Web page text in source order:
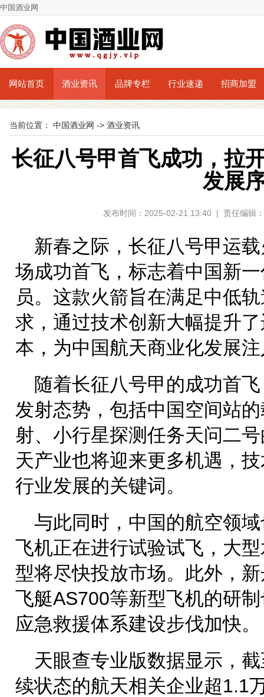
中国酒业网
网站首页 酒业资讯 品牌专栏 行业速递 招商加盟
当前位置： 中国酒业网 -> 酒业资讯
长征八号甲首飞成功，拉
发展
发布时间：2025-02-21 13:40 | 责任编辑
新春之际，长征八号甲运
场成功首飞，标志着中国新
员。这款火箭旨在满足中低
求，通过技术创新大幅提升
本，为中国航天商业化发展
随着长征八号甲的成功首
发射态势，包括中国空间站
射、小行星探测任务天问二
天产业也将迎来更多机遇，
行业发展的关键词。
与此同时，中国的航空领
飞机正在进行试验试飞，大
型将尽快投放市场。此外，
飞艇AS700等新型飞机的研
应急救援体系建设步伐加快。
天眼查专业版数据显示，
续状态的航天相关企业超1.1